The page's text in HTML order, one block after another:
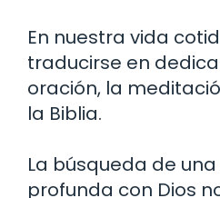
En nuestra vida
traducirse en
oración, la
la Biblia.
La búsqueda de
profunda con Dios